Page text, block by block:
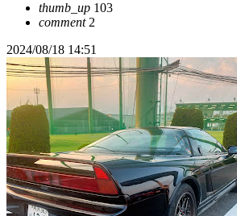
thumb_up 103
comment2
2024/08/18 14:51